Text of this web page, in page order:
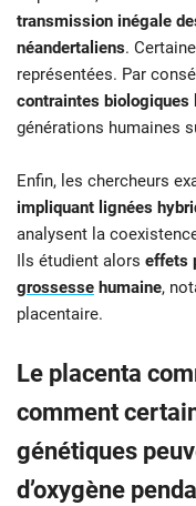
transmission inégale
néandertaliens.
représentées. Par
contraintes biologiques
générations humaines
Enfin, les chercheurs
impliquant lignées
analysent la
Ils étudient alors effets
grossesse humaine,
placentaire.
Le placenta
comment
génétiques
d’oxygène